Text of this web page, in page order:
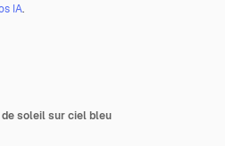
IA.
soleil sur ciel bleu